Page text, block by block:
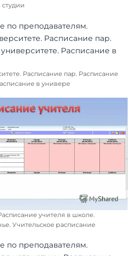
Расписание пар. Расписание
в универе
учителя в школе.
Учительское расписание